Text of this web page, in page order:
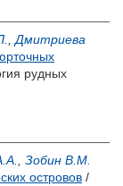
Дмитриева
рудных
Зобин В.М.
островов /